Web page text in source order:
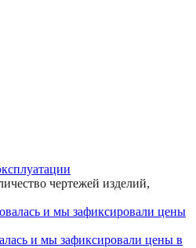
чертежей изделий,
и мы зафиксировали цены в